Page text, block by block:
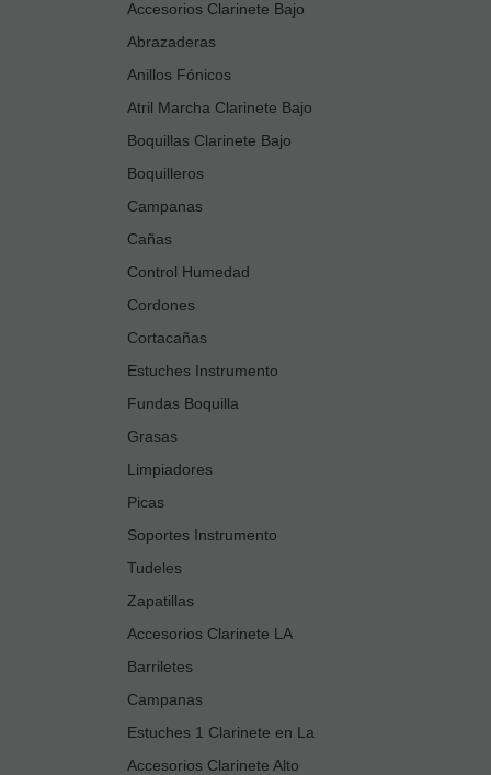
Accesorios Clarinete Bajo
Abrazaderas
Anillos Fónicos
Atril Marcha Clarinete Bajo
Boquillas Clarinete Bajo
Boquilleros
Campanas
Cañas
Control Humedad
Cordones
Cortacañas
Estuches Instrumento
Fundas Boquilla
Grasas
Limpiadores
Picas
Soportes Instrumento
Tudeles
Zapatillas
Accesorios Clarinete LA
Barriletes
Campanas
Estuches 1 Clarinete en La
Accesorios Clarinete Alto